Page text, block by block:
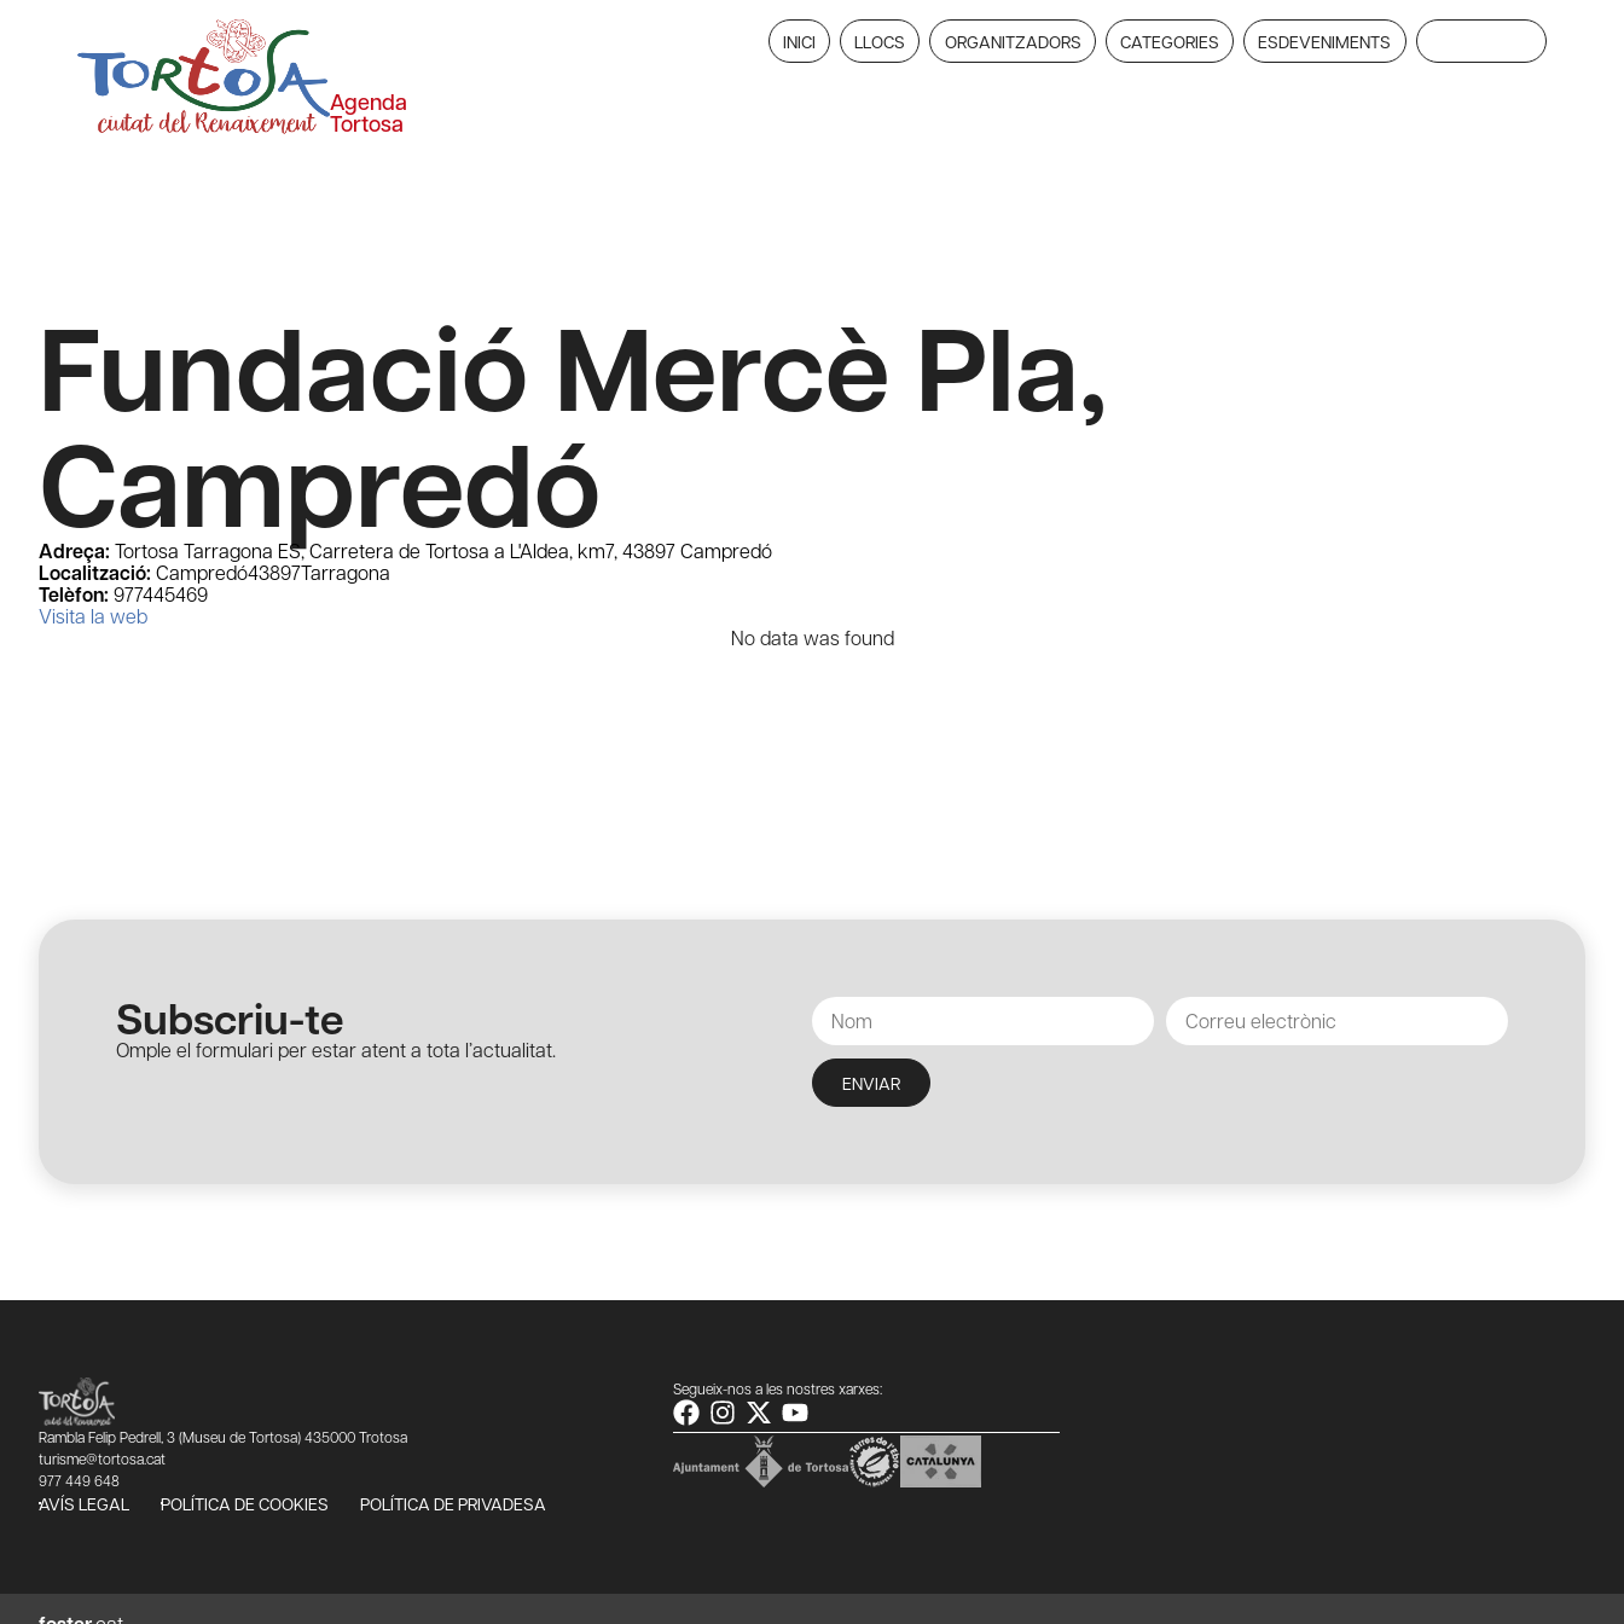
Agenda
Tortosa
INICI LLOCS ORGANITZADORS CATEGORIES ESDEVENIMENTS
Fundació Mercè Pla,
Campredó
Adreça: Tortosa Tarragona ES, Carretera de Tortosa a L'Aldea, km7, 43897 Campredó
Localització: Campredó43897Tarragona
Telèfon: 977445469
Visita la web
No data was found
Subscriu-te
Omple el formulari per estar atent a tota l’actualitat.
ENVIAR
Rambla Felip Pedrell, 3 (Museu de Tortosa) 435000 Trotosa
turisme@tortosa.cat
977 449 648
AVÍS LEGAL POLÍTICA DE COOKIES POLÍTICA DE PRIVADESA
Segueix-nos a les nostres xarxes: